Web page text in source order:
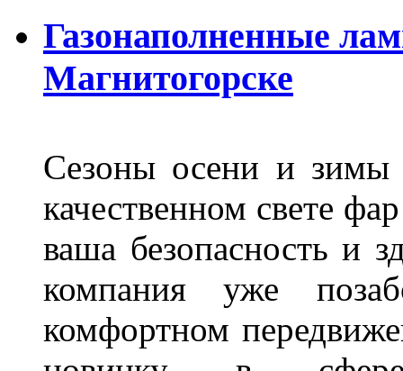
Газонаполненные
Магнитогорске
Сезоны осени и зимы
качественном свете
ваша безопасность и
компания уже
комфортном